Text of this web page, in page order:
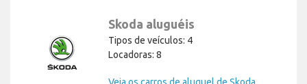
Skoda aluguéis
Tipos de veículos: 4
Locadoras: 8
Veja os carros de aluguel de Skoda